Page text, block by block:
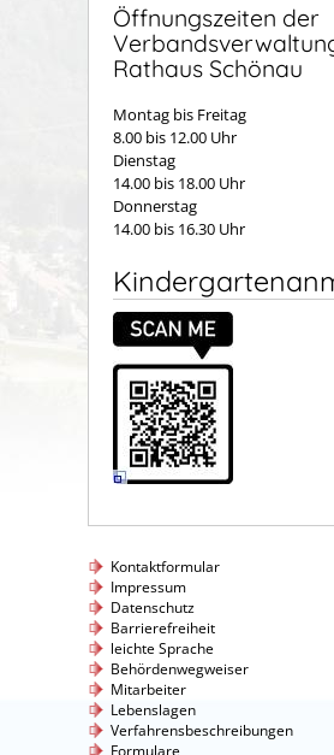
Öffnungszeiten der
Rathaus Schönau
Montag bis Freitag
8.00 bis 12.00 Uhr
Dienstag
14.00 bis 18.00 Uhr
Donnerstag
14.00 bis 16.30 Uhr
Kontaktformular
Impressum
Datenschutz
Barrierefreiheit
leichte Sprache
Behördenwegweiser
Mitarbeiter
Lebenslagen
Verfahrensbeschreibungen